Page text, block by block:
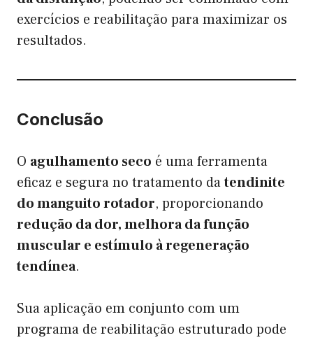
exercícios e reabilitação para maximizar os
resultados.
Conclusão
O agulhamento seco é uma ferramenta
eficaz e segura no tratamento datendinite
do manguito rotador, proporcionando
redução da dor, melhora da função
muscular e estímulo à regeneração
tendínea.
Sua aplicação em conjunto com um
programa de reabilitação estruturado pode